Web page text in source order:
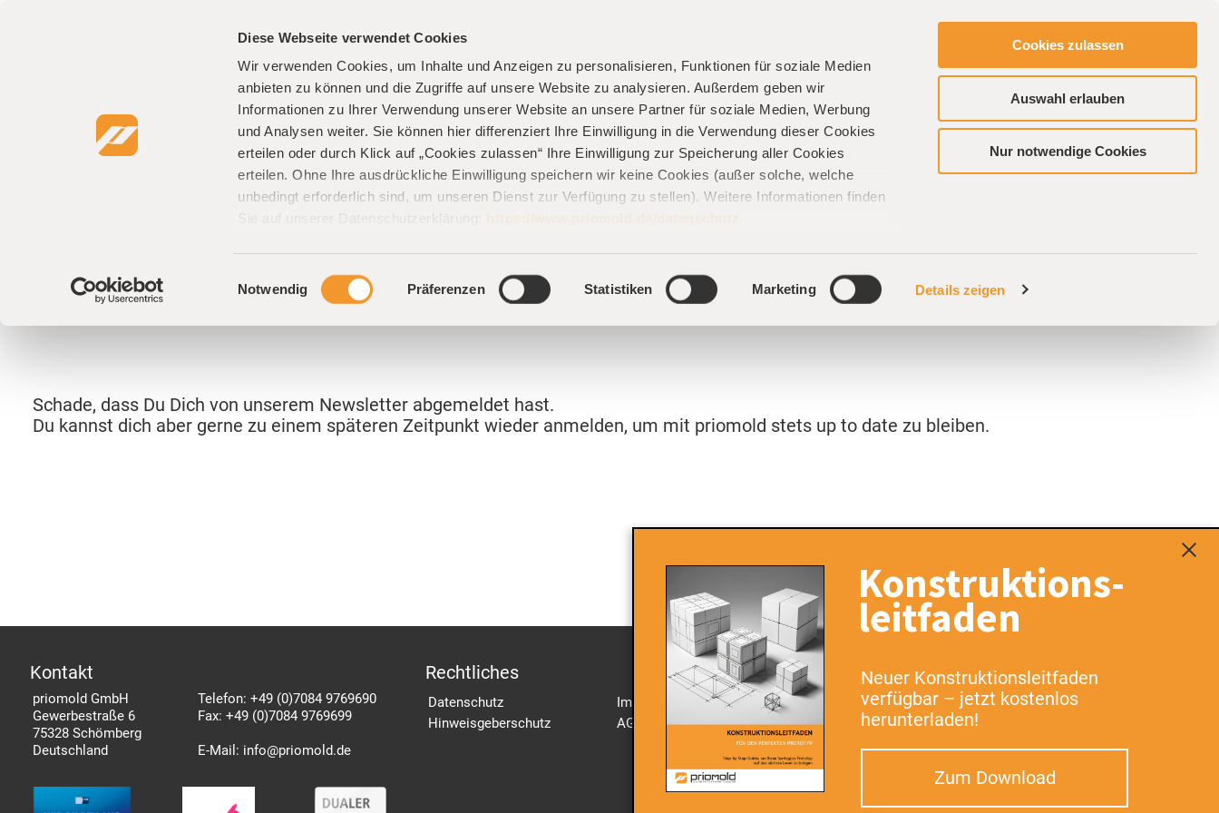
Diese Webseite verwendet Cookies
Wir verwenden Cookies, um Inhalte und Anzeigen zu personalisieren, Funktionen für soziale Medien
anbieten zu können und die Zugriffe auf unsere Website zu analysieren. Außerdem geben wir
Informationen zu Ihrer Verwendung unserer Website an unsere Partner für soziale Medien, Werbung
und Analysen weiter. Sie können hier differenziert Ihre Einwilligung in die Verwendung dieser Cookies
erteilen oder durch Klick auf „Cookies zulassen“ Ihre Einwilligung zur Speicherung aller Cookies
erteilen. Ohne Ihre ausdrückliche Einwilligung speichern wir keine Cookies (außer solche, welche
unbedingt erforderlich sind, um unseren Dienst zur Verfügung zu stellen). Weitere Informationen finden
https://www.priomold.de/datenschutz
Einwilligungsauswahl
Notwendig Präferenzen Statistiken Marketing Details zeigen
Cookies zulassen
Auswahl erlauben
Nur notwendige Cookies
LEISTUNGEN REFERENZEN KONTAKT DE ANFRAGE
Konstruktions-
leitfaden
Neuer Konstruktionsleitfaden
verfügbar – jetzt kostenlos
herunterladen!
Zum Download
Deine Abmeldung vom priomold
Newsletter
Schade, dass Du Dich von unserem Newsletter abgemeldet hast.
Du kannst dich aber gerne zu einem späteren Zeitpunkt wieder anmelden, um mit priomold stets up to date zu bleiben.
Kontakt
priomold GmbH
Gewerbestraße 6
75328 Schömberg
Deutschland
Telefon: +49 (0)7084 9769690
Fax: +49 (0)7084 9769699
E-Mail: info@priomold.de
Rechtliches
Datenschutz
Hinweisgeberschutz
Impressum
AGB
Nützliches
Karriere
Anfrage
Feedback